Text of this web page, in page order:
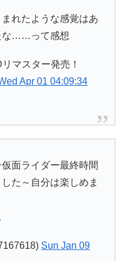
れたような感覚はあ
な……って感想
マスター発売！
Apr 01 04:09:34
面ライダー最終時間
た～自分は楽しめま
Sun Jan 09